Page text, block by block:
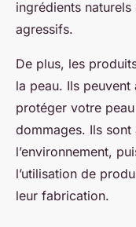
ingrédients
agressifs.
De plus, les
la peau. Ils
protéger votre
dommages. Ils
l’environnement,
l’utilisation de
leur fabrication.